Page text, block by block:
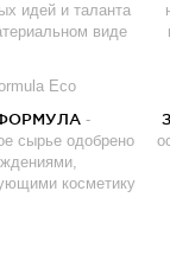
идей и таланта
виде
-
сырье одобрено
косметику